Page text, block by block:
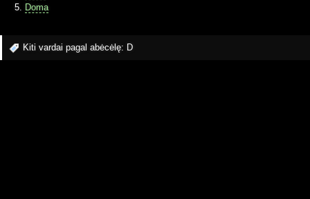
Doma
Kiti vardai pagal abėcėlę: D